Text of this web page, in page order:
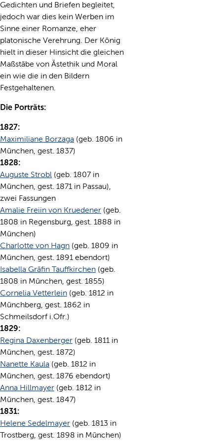
Gedichten und Briefen begleitet,
jedoch war dies kein Werben im
Sinne einer Romanze, eher
platonische Verehrung. Der König
hielt in dieser Hinsicht die gleichen
Maßstäbe von Ästethik und Moral
ein wie die in den Bildern
Festgehaltenen.
Die Porträts:
1827:
Maximiliane Borzaga (geb. 1806 in
München, gest. 1837)
1828:
Auguste Strobl (geb. 1807 in
München, gest. 1871 in Passau),
zwei Fassungen
Amalie Freiin von Kruedener (geb.
1808 in Regensburg, gest. 1888 in
München)
Charlotte von Hagn (geb. 1809 in
München, gest. 1891 ebendort)
Isabella Gräfin Tauffkirchen (geb.
1808 in München, gest. 1855)
Cornelia Vetterlein (geb. 1812 in
Münchberg, gest. 1862 in
Schmeilsdorf i.Ofr.)
1829:
Regina Daxenberger (geb. 1811 in
München, gest. 1872)
Nanette Kaula (geb. 1812 in
München, gest. 1876 ebendort)
Anna Hillmayer (geb. 1812 in
München, gest. 1847)
1831:
Helene Sedelmayer (geb. 1813 in
Trostberg, gest. 1898 in München)